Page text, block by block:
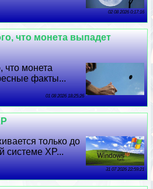
02 08 2026 0:17:16
что монета выпадет
что монета
факты...
01 08 2026 18:25:26
только до
системе XP...
31 07 2026 22:59:21